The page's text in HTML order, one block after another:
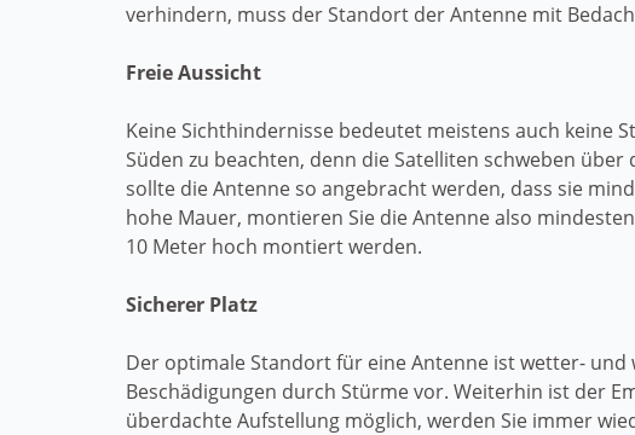
verhindern, muss der Standort der Antenne mit
Freie Aussicht
Keine Sichthindernisse bedeutet meistens auch keine
Süden zu beachten, denn die Satelliten schweben
sollte die Antenne so angebracht werden, dass sie
hohe Mauer, montieren Sie die Antenne also
10 Meter hoch montiert werden.
Sicherer Platz
Der optimale Standort für eine Antenne ist wetter-
Beschädigungen durch Stürme vor. Weiterhin ist der
überdachte Aufstellung möglich, werden Sie immer